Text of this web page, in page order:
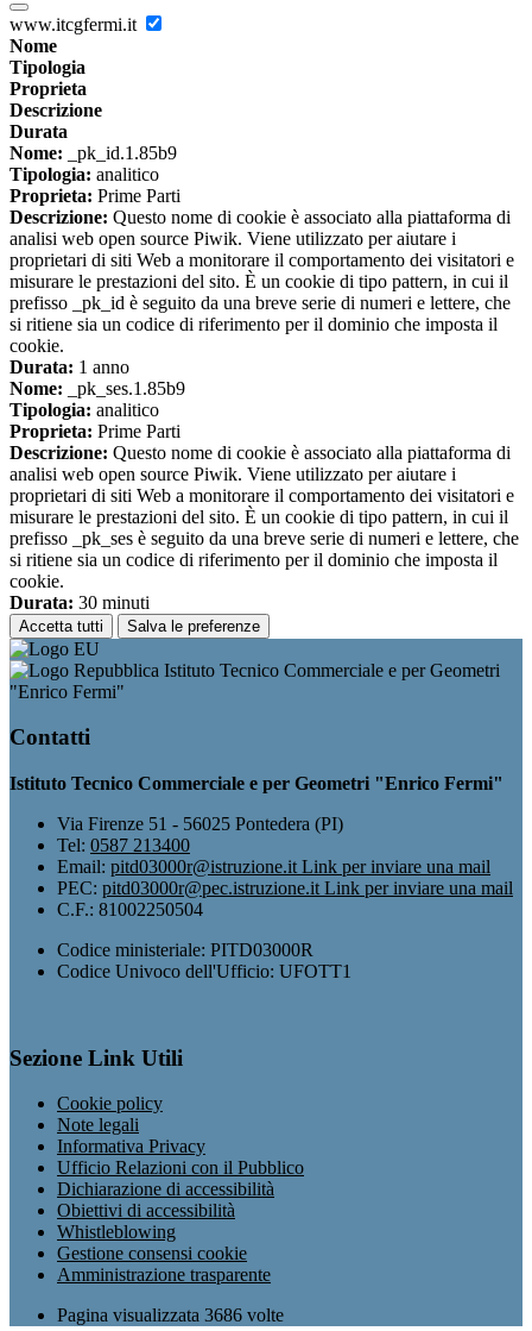
www.itcgfermi.it
Nome
Tipologia
Proprieta
Descrizione
Durata
Nome: _pk_id.1.85b9
Tipologia: analitico
Proprieta: Prime Parti
Descrizione: Questo nome di cookie è associato alla piattaforma di
analisi web open source Piwik. Viene utilizzato per aiutare i
proprietari di siti Web a monitorare il comportamento dei visitatori e
misurare le prestazioni del sito. È un cookie di tipo pattern, in cui il
prefisso _pk_id è seguito da una breve serie di numeri e lettere, che
si ritiene sia un codice di riferimento per il dominio che imposta il
cookie.
Durata: 1 anno
Nome: _pk_ses.1.85b9
Tipologia: analitico
Proprieta: Prime Parti
Descrizione: Questo nome di cookie è associato alla piattaforma di
analisi web open source Piwik. Viene utilizzato per aiutare i
proprietari di siti Web a monitorare il comportamento dei visitatori e
misurare le prestazioni del sito. È un cookie di tipo pattern, in cui il
prefisso _pk_ses è seguito da una breve serie di numeri e lettere, che
si ritiene sia un codice di riferimento per il dominio che imposta il
cookie.
Durata: 30 minuti
Accetta tutti Salva le preferenze
Istituto Tecnico Commerciale e per Geometri
"Enrico Fermi"
Contatti
Istituto Tecnico Commerciale e per Geometri "Enrico Fermi"
Via Firenze 51 - 56025 Pontedera (PI)
Tel: 0587 213400
Email: pitd03000r@istruzione.it Link per inviare una mail
PEC: pitd03000r@pec.istruzione.it Link per inviare una mail
C.F.: 81002250504
Codice ministeriale: PITD03000R
Codice Univoco dell'Ufficio: UFOTT1
Sezione Link Utili
Cookie policy
Note legali
Informativa Privacy
Ufficio Relazioni con il Pubblico
Dichiarazione di accessibilità
Obiettivi di accessibilità
Whistleblowing
Gestione consensi cookie
Amministrazione trasparente
Pagina visualizzata 3686 volte